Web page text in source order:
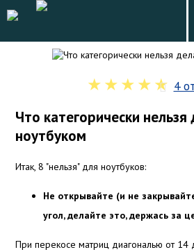
4
Что категорически нельзя
ноутбуком
Итак, 8 "нельзя" для ноутбуков:
Не открывайте (и не
угол, делайте это, держась за
При перекосе матриц диагональю от 14